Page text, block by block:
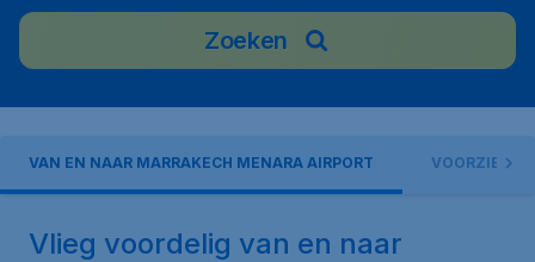
Zoeken
VAN EN NAAR MARRAKECH MENARA AIRPORT
Vlieg voordelig van en naar